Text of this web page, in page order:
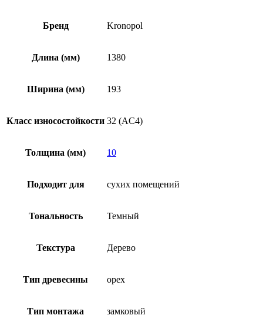
Бренд Kronopol
Длина (мм) 1380
Ширина (мм) 193
Класс износостойкости 32 (AC4)
Толщина (мм) 10
Подходит для сухих помещений
Тональность Темный
Текстура Дерево
Тип древесины орех
Тип монтажа замковый